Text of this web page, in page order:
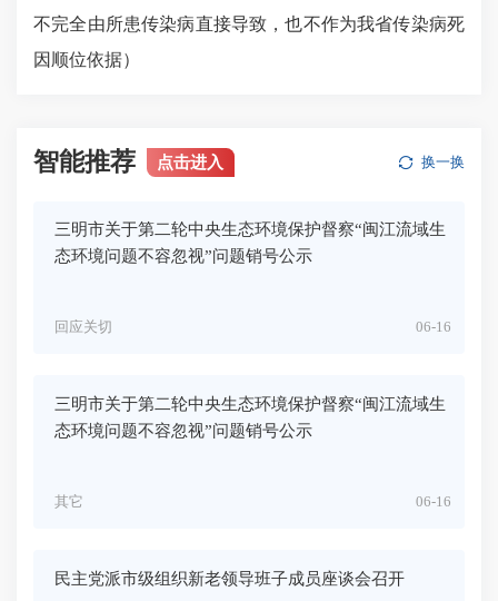
不完全由所患传染病直接导致，也不作为我省传染病死
因顺位依据）
智能推荐 点击进入 换一换
三明市关于第二轮中央生态环境保护督察“闽江流域生
态环境问题不容忽视”问题销号公示
06-16
回应关切
三明市关于第二轮中央生态环境保护督察“闽江流域生
态环境问题不容忽视”问题销号公示
06-16
其它
民主党派市级组织新老领导班子成员座谈会召开